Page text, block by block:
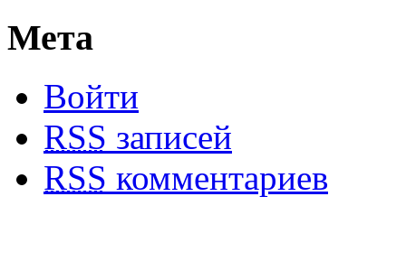
Мета
Войти
RSS записей
RSS комментариев